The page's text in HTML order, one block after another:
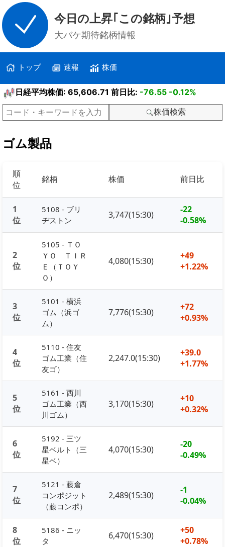
今日の上昇｢この銘柄｣予想
大バケ期待銘柄情報
トップ 速報 株価
日経平均株価: 65,606.71 前日比: -76.55 -0.12%
株価検索
ゴム製品
順
位
銘柄 株価 前日比
1
位
5108 - ブリ
ヂストン
3,747(15:30)
-22
-0.58%
2
位
5105 - ＴＯ
ＹＯ ＴＩＲ
Ｅ（ＴＯＹ
Ｏ）
4,080(15:30)
+49
+1.22%
3
位
5101 - 横浜
ゴム（浜ゴ
ム）
7,776(15:30)
+72
+0.93%
4
位
5110 - 住友
ゴム工業（住
友ゴ）
2,247.0(15:30)
+39.0
+1.77%
5
位
5161 - 西川
ゴム工業（西
川ゴム）
3,170(15:30)
+10
+0.32%
6
位
5192 - 三ツ
星ベルト（三
星ベ）
4,070(15:30)
-20
-0.49%
7
位
5121 - 藤倉
コンポジット
（藤コンポ）
2,489(15:30)
-1
-0.04%
8
位
5186 - ニッ
タ
6,470(15:30)
+50
+0.78%